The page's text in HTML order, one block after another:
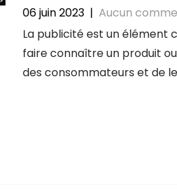
06 juin 2023 | Aucun
La publicité est un élément
faire connaître un produit
des consommateurs et de